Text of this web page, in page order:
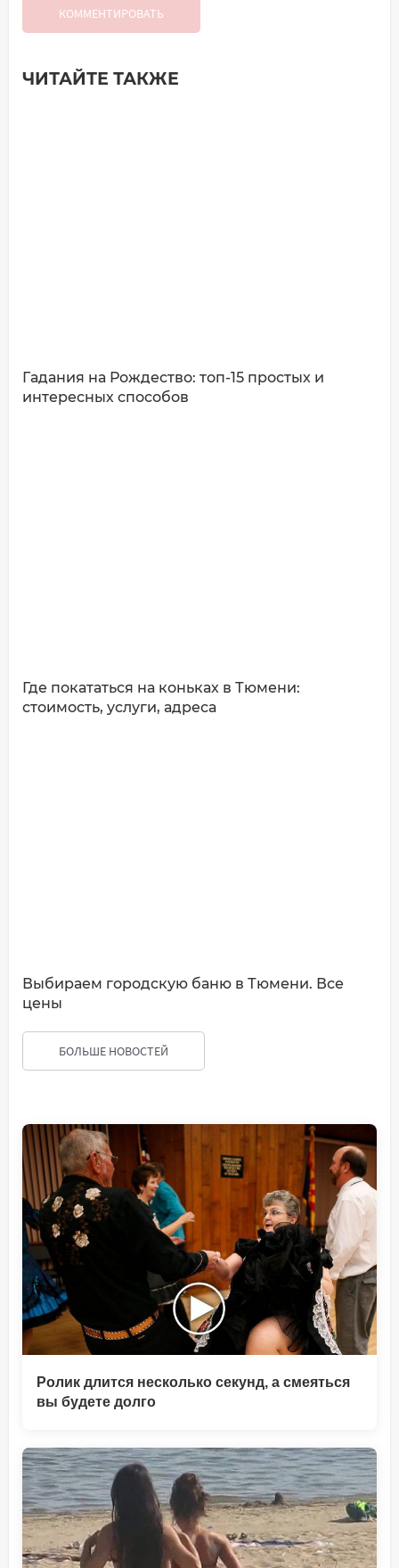
КОММЕНТИРОВАТЬ
Добавить комментарий
ЧИТАЙТЕ ТАКЖЕ
Гадания на Рождество: топ-15 простых и
интересных способов
Где покататься на коньках в Тюмени:
стоимость, услуги, адреса
Выбираем городскую баню в Тюмени. Все
цены
БОЛЬШЕ НОВОСТЕЙ
Ролик длится несколько секунд, а смеяться
вы будете долго